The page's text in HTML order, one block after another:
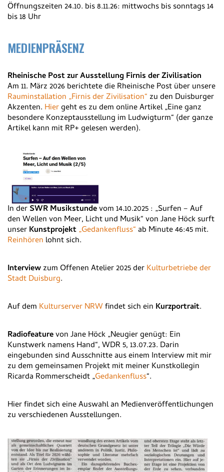
Öffnungszeiten 24.10. bis 8.11.26: mittwochs bis sonntags 14
bis 18 Uhr
MEDIENPRÄSENZ
Rheinische Post zur Ausstellung Firnis der Zivilisation
Am 11. März 2026 berichtete die Rheinische Post über unsere
Rauminstallation „Firnis der Zivilisation“ zu den Duisburger
Akzenten. Hiergeht es zu dem online Artikel „Eine ganz
besondere Konzeptausstellung im Ludwigturm“ (der ganze
Artikel kann mit RP+ gelesen werden).
In derSWR Musikstundevom14.10.2025: „Surfen – Auf
den Wellen von Meer, Licht und Musik“ von Jane Höck surft
unserKunstprojekt„Gedankenfluss“ab Minute 46:45 mit.
Reinhören lohnt sich.
Interviewzum Offenen Atelier 2025 derKulturbetriebe der
Stadt Duisburg.
Auf dem Kulturserver NRWfindet sich ein Kurzportrait.
Radiofeaturevon Jane Höck „Neugier genügt: Ein
Kunstwerk namens Hand“, WDR 5, 13.07.23. Darin
eingebunden sind Ausschnitte aus einem Interview mit mir
zu dem gemeinsamen Projekt mit meiner Kunstkollegin
Ricarda Rommerscheidt „Gedankenfluss“.
Hier findet sich eine Auswahl an Medienveröffentlichungen
zu verschiedenen Ausstellungen.